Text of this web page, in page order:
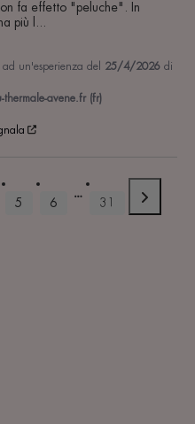
fa effetto "peluche". In
più l
ad un'esperienza del 25/4/2026 di
thermale-avene.fr (fr)
5 6 31